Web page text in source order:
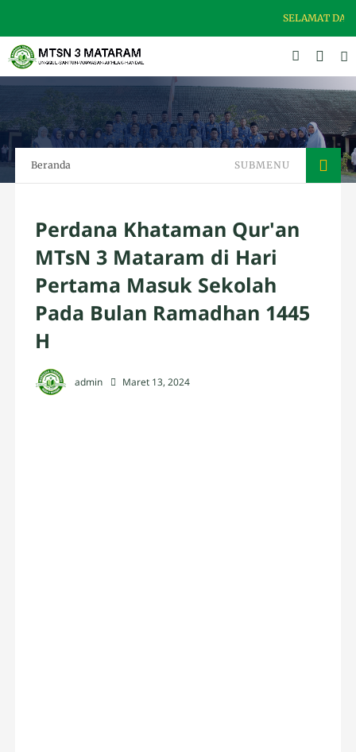
SELAMAT
Beranda SUBMENU
Perdana Khataman Qur'an
MTsN 3 Mataram di Hari
Pertama Masuk Sekolah
Pada Bulan Ramadhan 1445
H
admin Maret 13, 2024